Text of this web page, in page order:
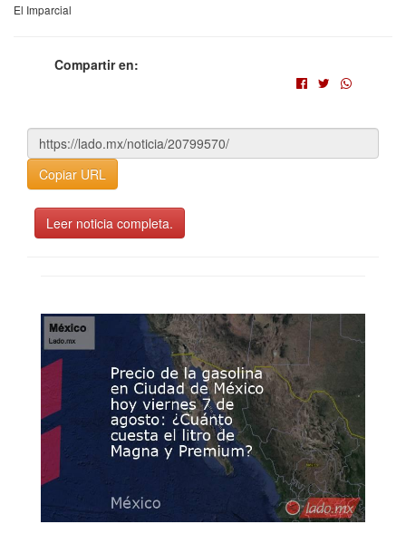
El Imparcial
Compartir en:
Copiar URL
Leer noticia completa.